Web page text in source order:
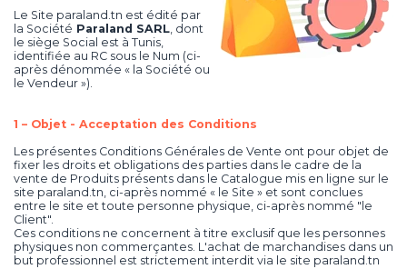
Le Site paraland.tn est édité par
la Société Paraland SARL, dont
le siège Social est à Tunis,
identifiée au RC sous le Num (ci-
après dénommée « la Société ou
le Vendeur »).
1 – Objet - Acceptation des Conditions
Les présentes Conditions Générales de Vente ont pour objet de
fixer les droits et obligations des parties dans le cadre de la
vente de Produits présents dans le Catalogue mis en ligne sur le
site paraland.tn, ci-après nommé « le Site » et sont conclues
entre le site et toute personne physique, ci-après nommé "le
Client".
Ces conditions ne concernent à titre exclusif que les personnes
physiques non commerçantes. L'achat de marchandises dans un
but professionnel est strictement interdit via le site paraland.tn